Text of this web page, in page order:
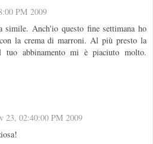
PM 2009
simile. Anch'io questo fine settimana ho
la crema di marroni. Al più presto la
tuo abbinamento mi è piaciuto molto.
23, 02:40:00 PM 2009